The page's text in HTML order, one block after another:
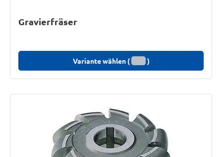
Gravierfräser
Variante wählen ( )